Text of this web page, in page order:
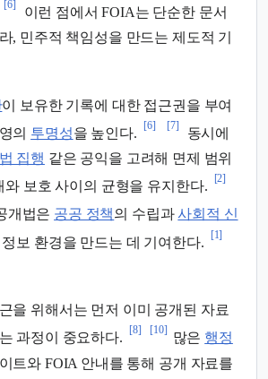
[6]
이런 점에서 FOIA는 단순한 문서
, 민주적 책임성을 만드는 제도적 기
이 보유한 기록에 대한 접근권을 부여
의 투명성을 높인다.
[6] [7]
동시에
법 집행 같은 공익을 고려해 면제 범위
와 보호 사이의 균형을 유지한다.
[2]
개법은 공공 정책의 수립과사회적 신
보 환경을 만드는 데 기여한다.
[1]
을 위해서는 먼저 이미 공개된 자료
과정이 중요하다.
[8] [10]
많은 행정
트와 FOIA 안내를 통해 공개 자료를